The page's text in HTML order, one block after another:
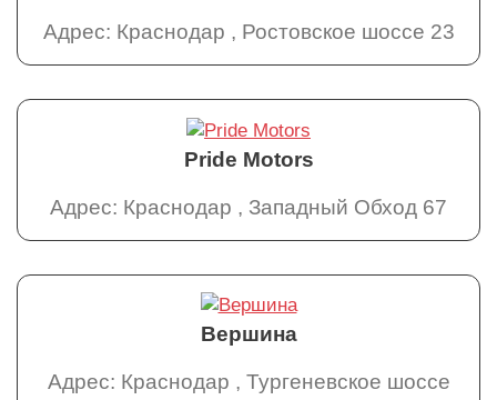
Адрес: Краснодар , Ростовское шоссе 23
Pride Motors
Адрес: Краснодар , Западный Обход 67
Вершина
Адрес: Краснодар , Тургеневское шоссе